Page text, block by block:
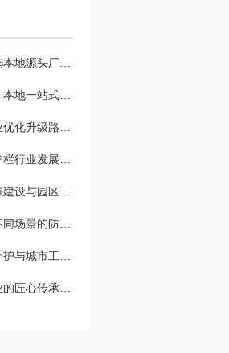
围栏定制是选本地源头厂家才是高性价比之选
选护栏厂家，本地一站式服务才是省心之选
锌钢护栏行业优化升级路径有哪些
泽鑫不锈钢护栏行业发展现状与服务有哪些
围栏在在城市建设与园区规划应用
护栏厂家为不同场景的防护需求提供解决方案
泽鑫围栏为守护与城市工程做出保障
泽鑫护栏行业的匠心传承与创新之路